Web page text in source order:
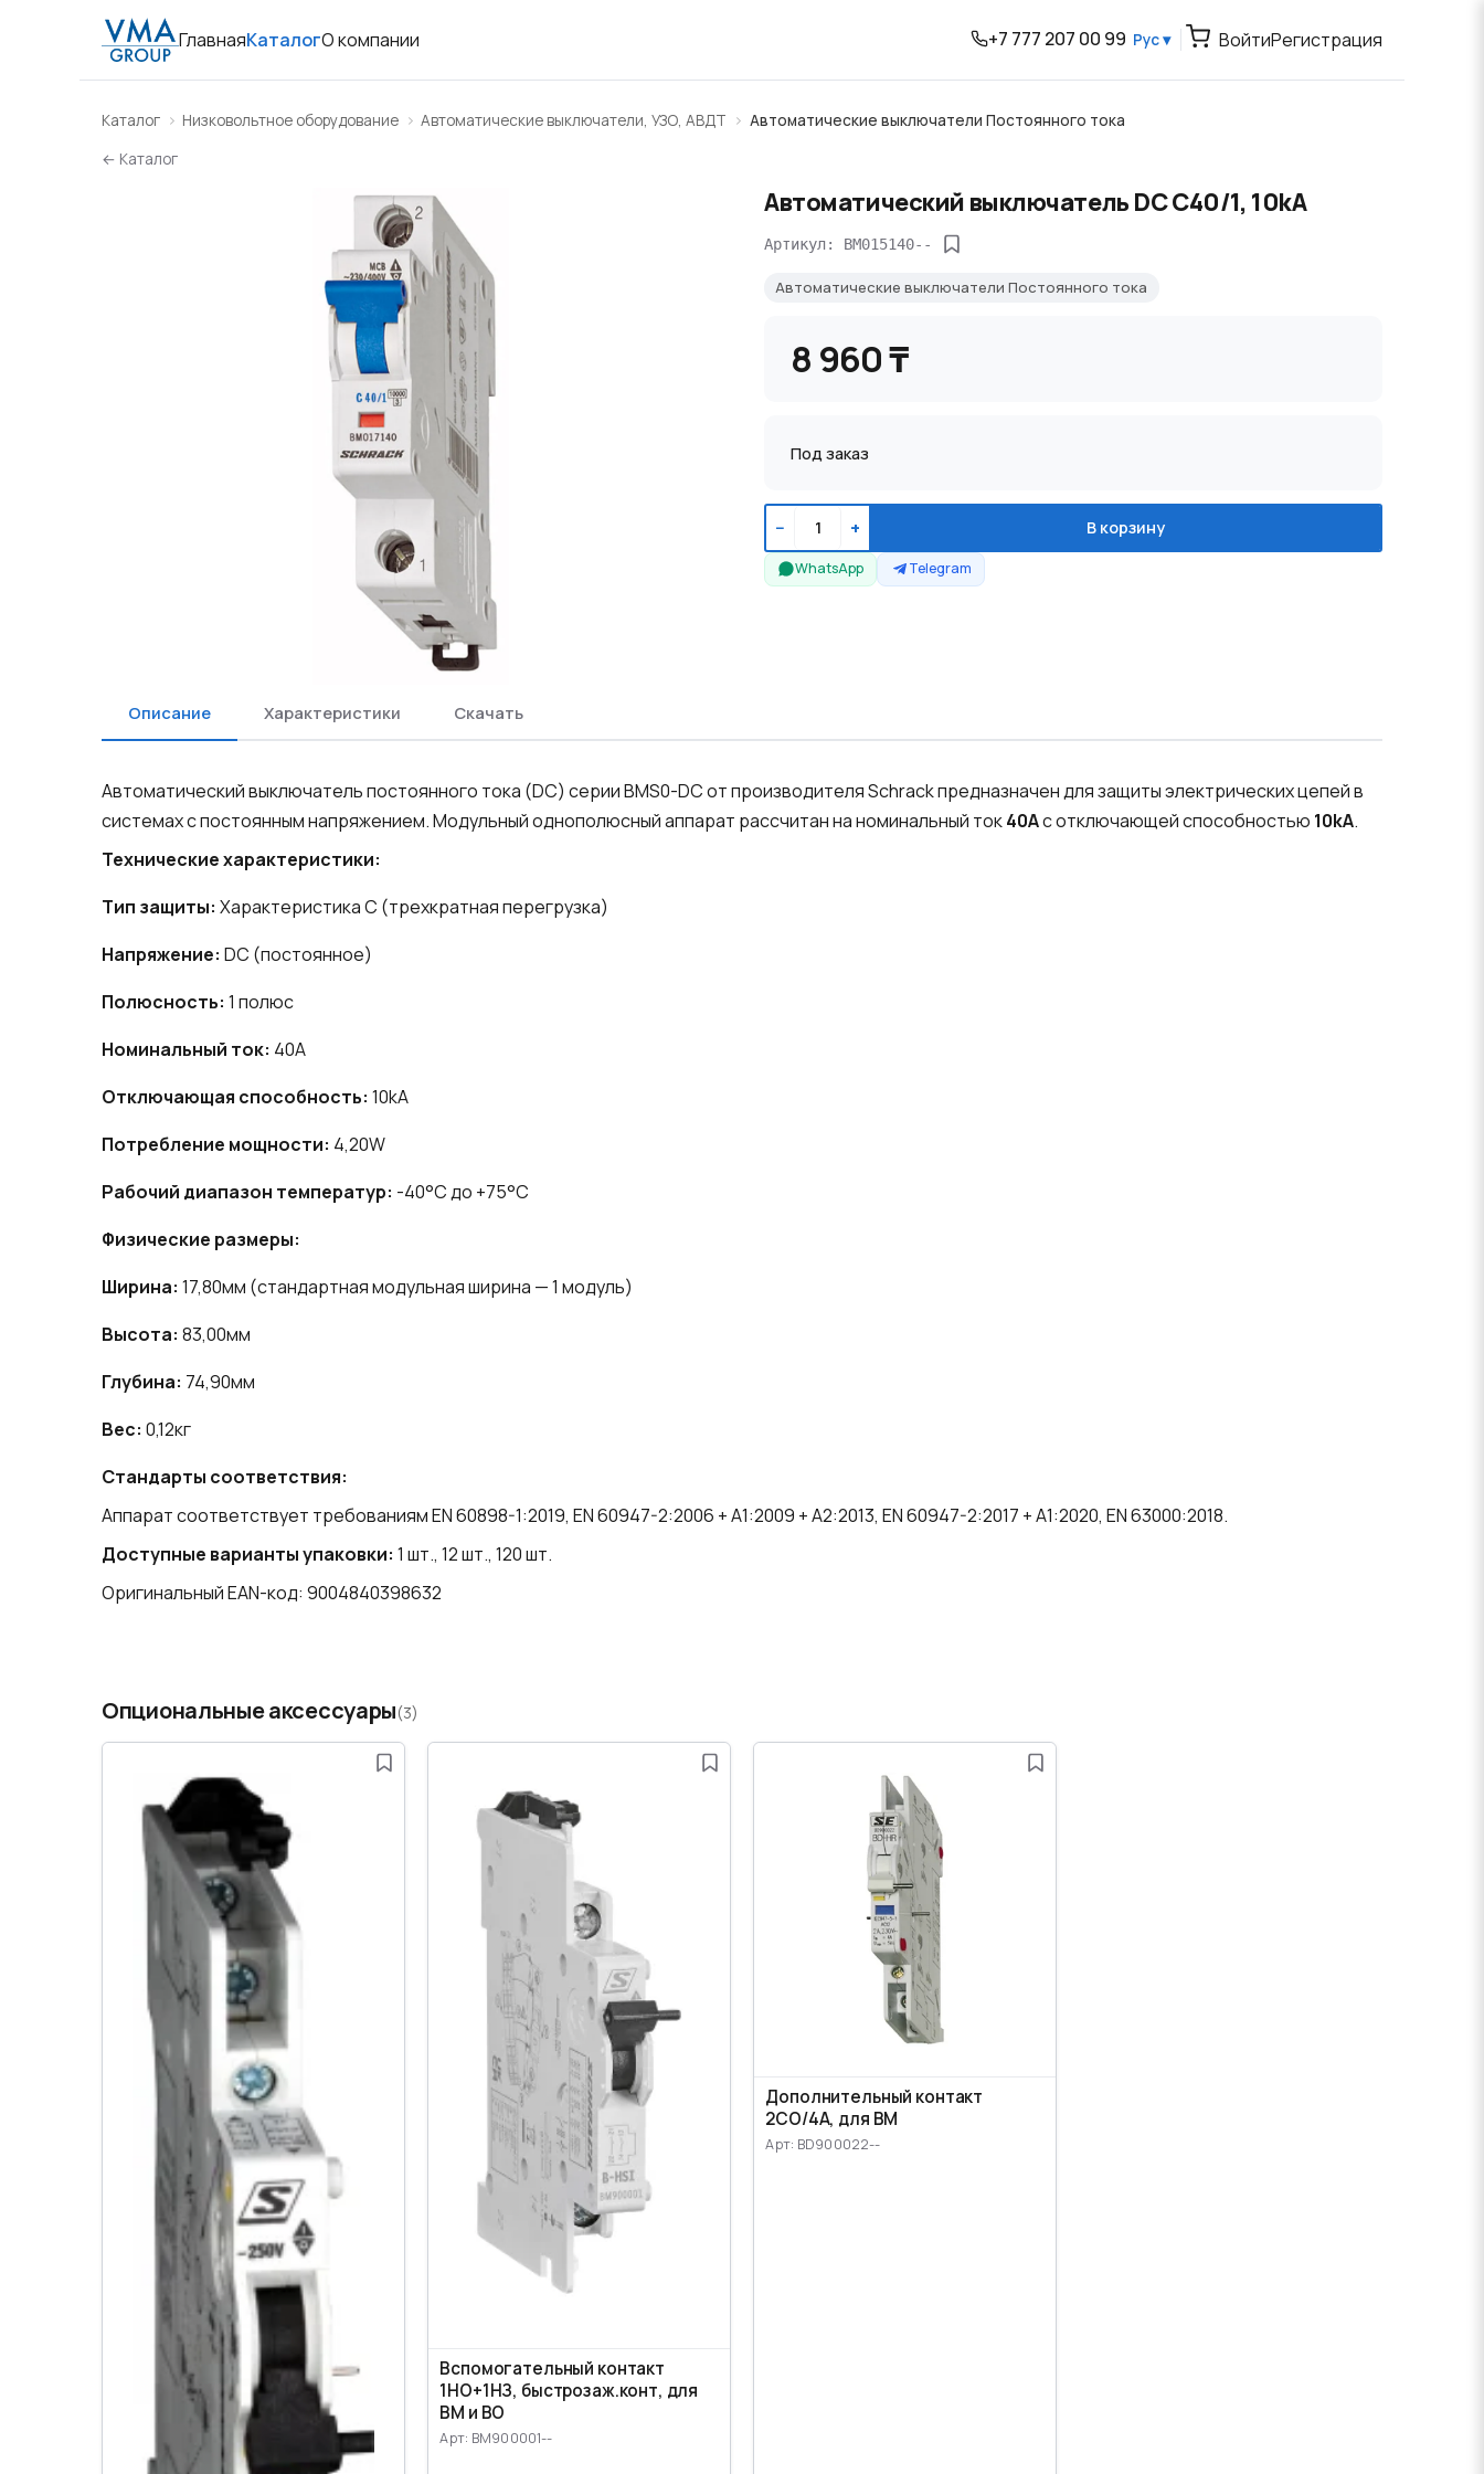
ГлавнаяКаталогО компании +7 777 207 00 99 Рус ▾ ВойтиРегистрация
Каталог Низковольтное оборудование Автоматические выключатели, УЗО, АВДТ
Автоматические выключатели Постоянного тока
← Каталог
Автоматический выключатель DC C40/1, 10kA
Артикул: BM015140--
Автоматические выключатели Постоянного тока
8 960 ₸
Под заказ
− + В корзину
WhatsApp Telegram
Описание Характеристики Скачать
Автоматический выключатель постоянного тока (DC) серии BMS0-DC от производителя Schrack предназначен для защиты электрических цепей в
системах с постоянным напряжением. Модульный однополюсный аппарат рассчитан на номинальный ток40Aс отключающей способностью 10kA.
Технические характеристики:
Тип защиты: Характеристика C (трехкратная перегрузка)
Напряжение: DC (постоянное)
Полюсность: 1 полюс
Номинальный ток: 40A
Отключающая способность: 10kA
Потребление мощности: 4,20W
Рабочий диапазон температур: -40°C до +75°C
Физические размеры:
Ширина: 17,80мм (стандартная модульная ширина — 1 модуль)
Высота: 83,00мм
Глубина: 74,90мм
Вес: 0,12кг
Стандарты соответствия:
Аппарат соответствует требованиям EN 60898-1:2019, EN 60947-2:2006 + A1:2009 + A2:2013, EN 60947-2:2017 + A1:2020, EN 63000:2018.
Доступные варианты упаковки: 1 шт., 12 шт., 120 шт.
Оригинальный EAN-код: 9004840398632
Опциональные аксессуары(3)
Вспомогательный контакт
1НО+1НЗ, быстрозаж.конт, для
ВМ и ВО
Арт: BM900001--
Дополнительный контакт
2CO/4A, для ВМ
Арт: BD900022--